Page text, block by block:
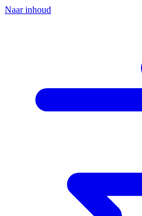
Naar inhoud